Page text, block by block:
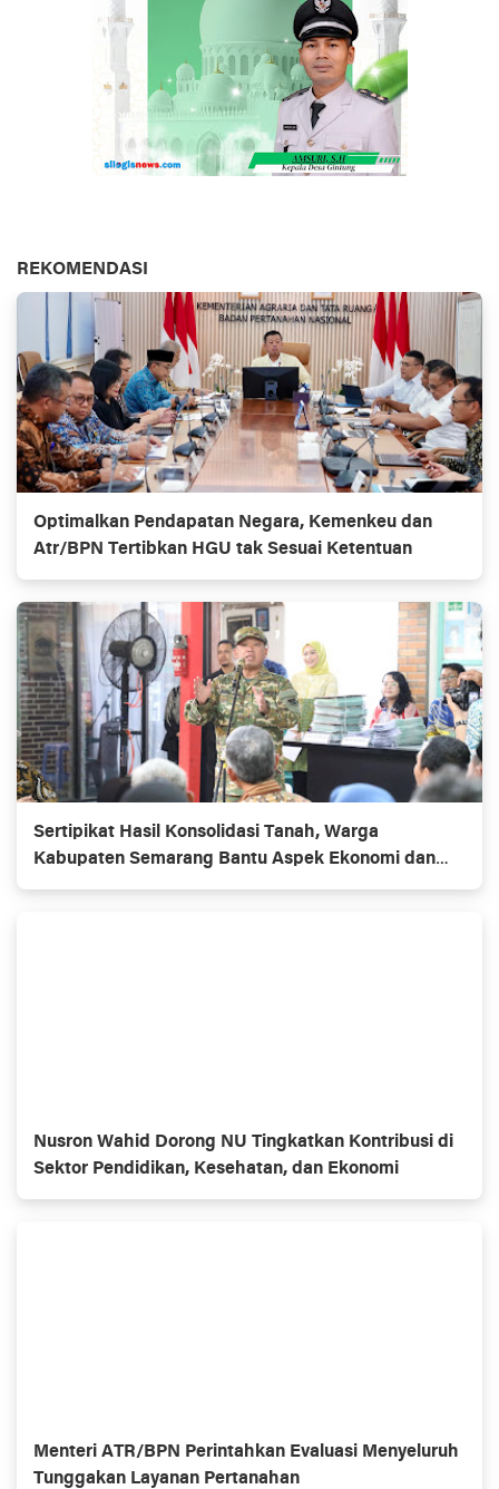
REKOMENDASI
Optimalkan Pendapatan Negara, Kemenkeu dan
Atr/BPN Tertibkan HGU tak Sesuai Ketentuan
Sertipikat Hasil Konsolidasi Tanah, Warga
Kabupaten Semarang Bantu Aspek Ekonomi dan
Kesenjangan Sosial
Nusron Wahid Dorong NU Tingkatkan Kontribusi di
Sektor Pendidikan, Kesehatan, dan Ekonomi
Menteri ATR/BPN Perintahkan Evaluasi Menyeluruh
Tunggakan Layanan Pertanahan